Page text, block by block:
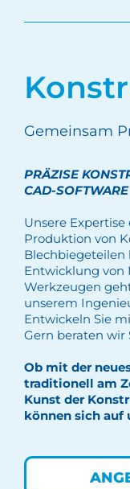
Gemeinsam
PRÄZISE
CAD-SOFTWARE
Unsere
Produktion von
Blechbiegeteilen
Entwicklung von
Werkzeugen
unserem
Entwickeln Sie
Gern beraten wir
Ob mit der
traditionell am
Kunst der
können sich auf